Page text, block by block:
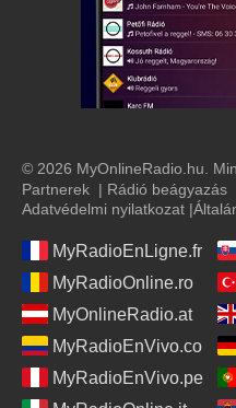
© 2026 MyOnlineRadio.hu.
Partnerek | Rádió beágyazás
Adatvédelmi nyilatkozat |
MyRadioEnLigne.fr
MyRadioOnline.ro
MyOnlineRadio.at
MyRadioEnVivo.co
MyRadioEnVivo.pe